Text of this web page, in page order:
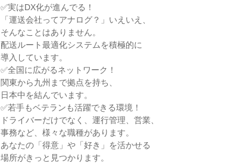
✅実はDX化が進んでる！
「運送会社ってアナログ？」いえいえ、
そんなことはありません。
配送ルート最適化システムを積極的に
導入しています。
✅全国に広がるネットワーク！
関東から九州まで拠点を持ち、
日本中を結んでいます。
✅若手もベテランも活躍できる環境！
ドライバーだけでなく、運行管理、営業、
事務など、様々な職種があります。
あなたの「得意」や「好き」を活かせる
場所がきっと見つかります。